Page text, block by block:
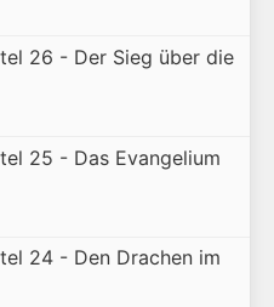
26 - Der Sieg über die
25 - Das Evangelium
24 - Den Drachen im